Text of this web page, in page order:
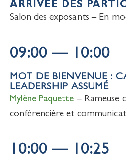
ARRIVÉE DES
Salon des exposants – En
09:00 — 10:00
MOT DE BIENVENUE :
LEADERSHIP ASSUMÉ
Mylène Paquette – Rameuse
conférencière et
10:00 — 10:25